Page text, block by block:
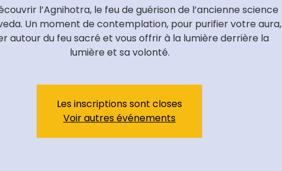
l’Agnihotra, le feu de guérison de l’ancienne science
Un moment de contemplation, pour purifier votre aura,
autour du feu sacré et vous offrir à la lumière derrière la
lumière et sa volonté.
Les inscriptions sont closes
Voir autres événements